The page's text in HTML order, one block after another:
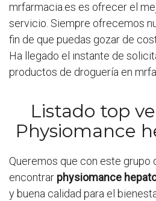
mrfarmacia.es es ofrecer el
servicio. Siempre ofrecemos
fin de que puedas gozar de
Ha llegado el instante de
productos de droguería en
Listado top
Physiomance
Queremos que con este grupo
encontrar physiomance
y buena calidad para el